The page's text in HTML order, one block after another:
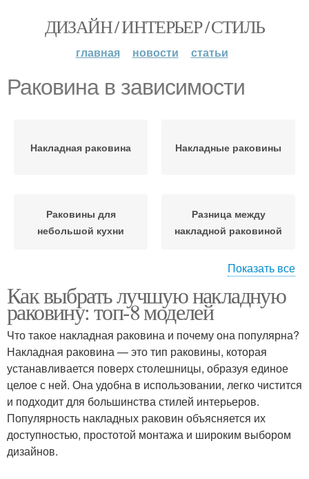
ДИЗАЙН / ИНТЕРЬЕР / СТИЛЬ
главная новости статьи
Раковина в зависимости
Накладная раковина Накладные раковины
Раковины для
небольшой кухни
Разница между
накладной раковиной
Раковины при покупке
Показать все
Как выбрать лучшую накладную
раковину: топ-8 моделей
Что такое накладная раковина и почему она популярна?
Накладная раковина — это тип раковины, которая
устанавливается поверх столешницы, образуя единое
целое с ней. Она удобна в использовании, легко чистится
и подходит для большинства стилей интерьеров.
Популярность накладных раковин объясняется их
доступностью, простотой монтажа и широким выбором
дизайнов.